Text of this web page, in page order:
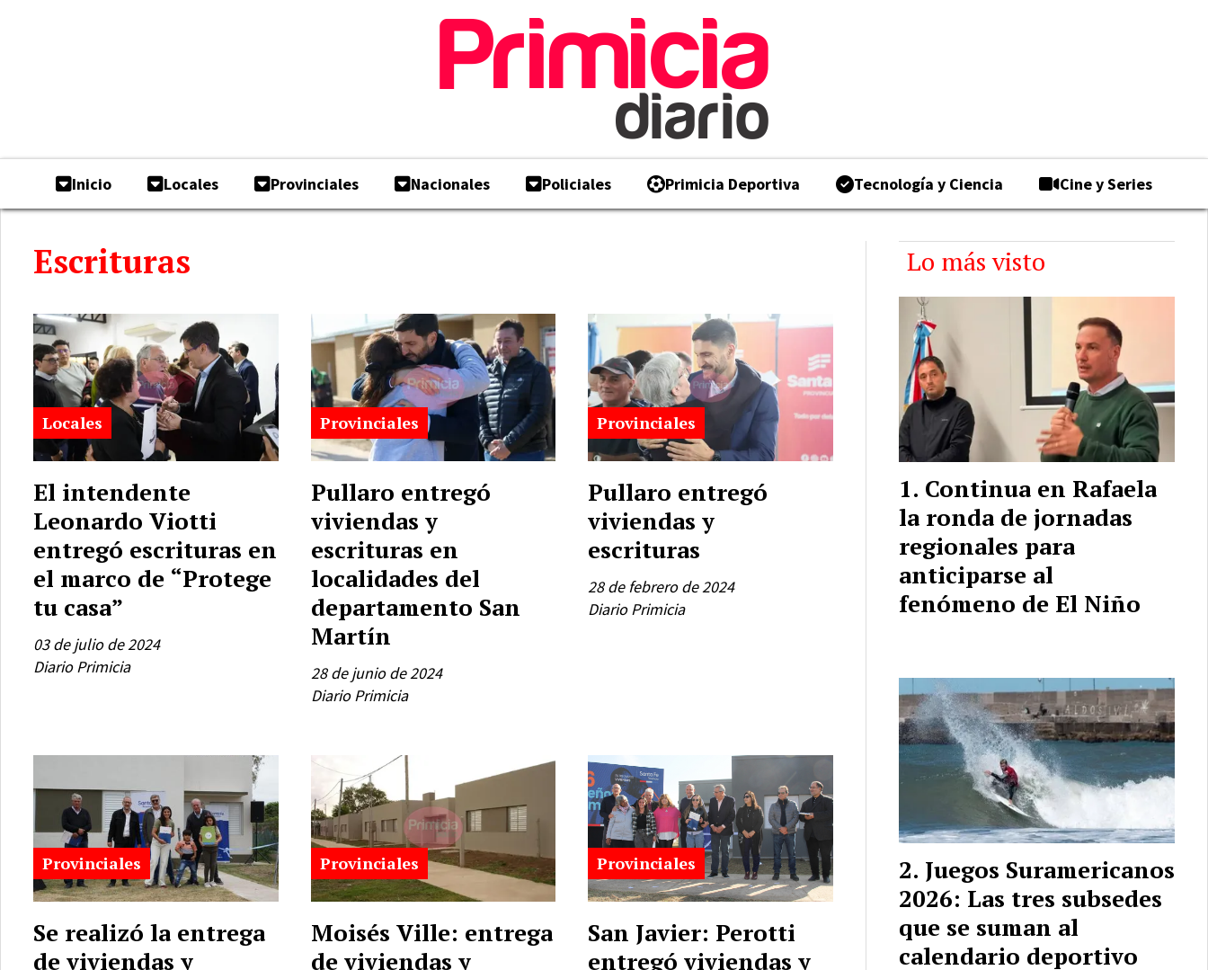
Inicio Locales Provinciales Nacionales Policiales Primicia Deportiva Tecnología y Ciencia Cine y Series
Escrituras
El intendente
Leonardo Viotti
entregó escrituras en
el marco de “Protege
tu casa”
Diario Primicia
Locales
03 de julio de 2024
Pullaro entregó
viviendas y
escrituras en
localidades del
departamento San
Martín
Diario Primicia
Provinciales
28 de junio de 2024
Pullaro entregó
viviendas y
escrituras
Diario Primicia
Provinciales
28 de febrero de 2024
Se realizó la entrega
de viviendas y
Provinciales
Moisés Ville: entrega
de viviendas y
Provinciales
San Javier: Perotti
entregó viviendas y
Provinciales
Lo más visto
Continua en Rafaela
la ronda de jornadas
regionales para
anticiparse al
fenómeno de El Niño
Juegos Suramericanos
2026: Las tres subsedes
que se suman al
calendario deportivo